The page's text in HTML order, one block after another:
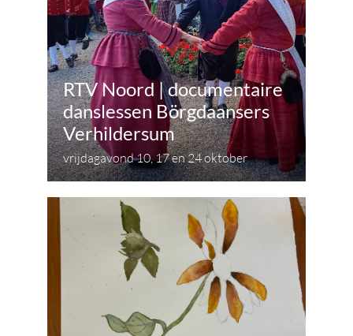
RTV Noord | documentaire
danslessen Börgdaansers
Verhildersum
vrijdagavond 10, 17 en 24 oktober